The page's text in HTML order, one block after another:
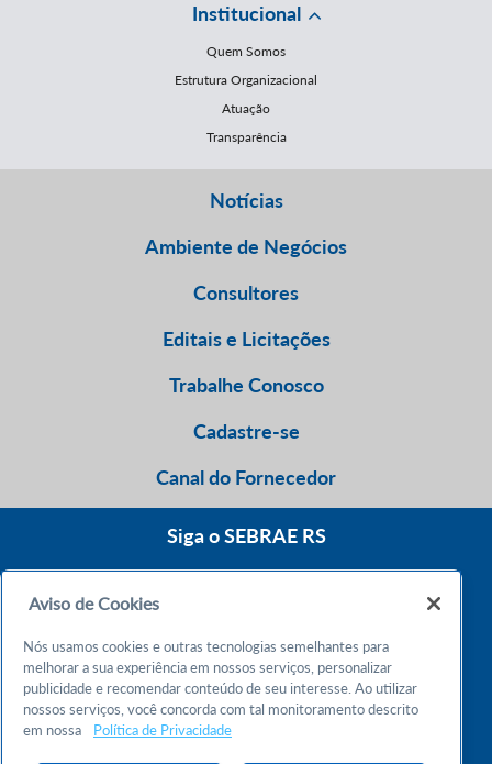
Institucional
Quem Somos
Estrutura Organizacional
Atuação
Transparência
Notícias
Ambiente de Negócios
Consultores
Editais e Licitações
Trabalhe Conosco
Cadastre-se
Canal do Fornecedor
Siga o SEBRAE RS
Atendimento 24h
Chame no WhatsApp
Aviso de Cookies
Nós usamos cookies e outras tecnologias semelhantes para
melhorar a sua experiência em nossos serviços, personalizar
publicidade e recomendar conteúdo de seu interesse. Ao utilizar
nossos serviços, você concorda com tal monitoramento descrito
em nossa
Política de Privacidade